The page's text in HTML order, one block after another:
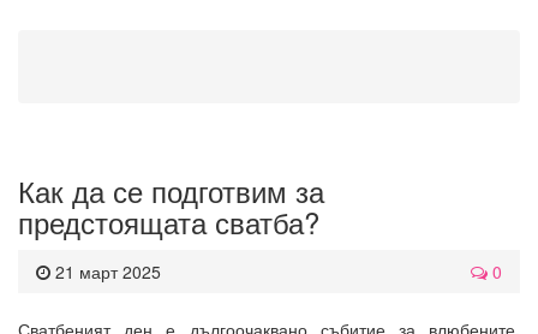
Как да се подготвим за
предстоящата сватба?
21 март 2025 0
Сватбеният ден е дългоочаквано събитие за влюбените,